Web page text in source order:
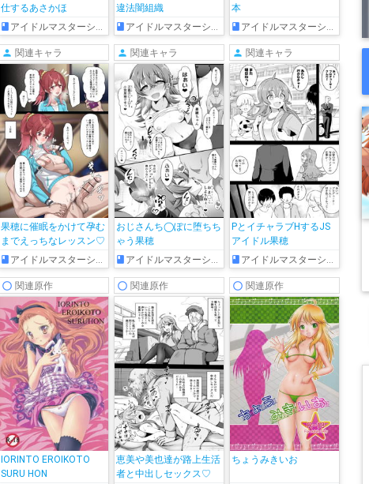
仕するあさかほ
アイドルマスターシャイニーカラーズ
違法闇組織
アイドルマスターシャイニーカラーズ
本
アイドルマスターシャイニーカラーズ
関連キャラ
果穂に催眠をかけて孕む
までえっちなレッスン♡
アイドルマスターシャイニーカラーズ
関連キャラ
おじさんち◯ぽに堕ちち
ゃう果穂
アイドルマスターシャイニーカラーズ
関連キャラ
PとイチャラブHするJS
アイドル果穂
アイドルマスターシャイニーカラーズ
関連原作
IORINTO EROIKOTO
SURU HON
関連原作
恵美や美也達が路上生活
者と中出しセックス♡
関連原作
ちょうみきいお